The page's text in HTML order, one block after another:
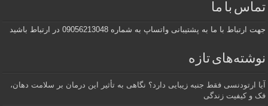
تماس با ما
جهت ارتباط با ما به پشتیبانی واتساپ به شماره 09056213048 در ارتباط باشید
نوشته‌های تازه
آیا ارتودنسی فقط جنبه زیبایی دارد؟ نگاهی به تأثیر این درمان بر سلامت دهان،
فک و کیفیت زندگی